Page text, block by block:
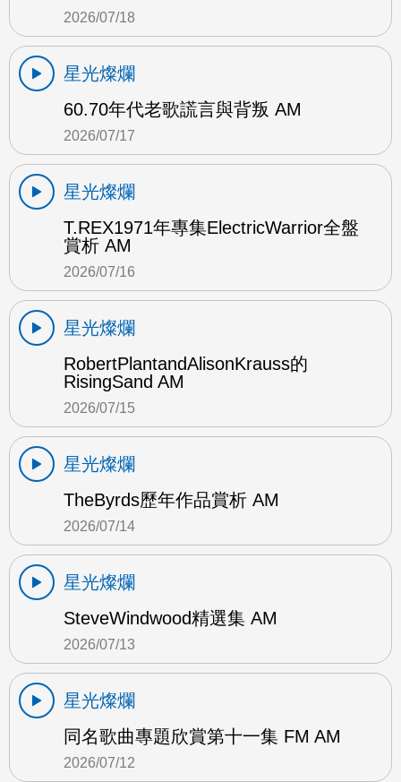
2026/07/18
星光燦爛
60.70年代老歌謊言與背叛 AM
2026/07/17
星光燦爛
T.REX1971年專集ElectricWarrior全盤
賞析 AM
2026/07/16
星光燦爛
RobertPlantandAlisonKrauss的
RisingSand AM
2026/07/15
星光燦爛
TheByrds歷年作品賞析 AM
2026/07/14
星光燦爛
SteveWindwood精選集 AM
2026/07/13
星光燦爛
同名歌曲專題欣賞第十一集 FM AM
2026/07/12